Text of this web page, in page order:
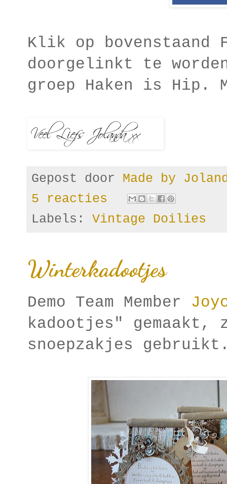
Klik op bovenstaand
doorgelinkt te
groep Haken is Hip.
Gepost door Made by
5 reacties
Labels: Vintage Doilies
Winterkadootjes
Demo Team Member
kadootjes" gemaakt,
snoepzakjes